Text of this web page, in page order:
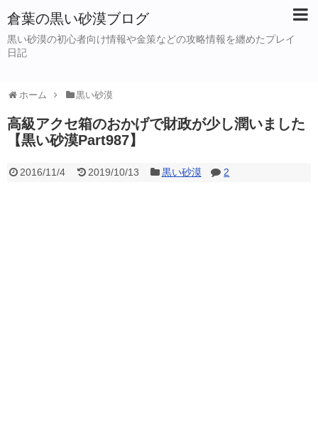
倉葉の黒い砂漠ブログ
黒い砂漠の初心者向け情報や金策などの攻略情報を纏めたプレイ
日記
ホーム 黒い砂漠
高級アクセ箱のおかげで財政が少し潤いました
【黒い砂漠Part987】
2016/11/4 2019/10/13 黒い砂漠 2